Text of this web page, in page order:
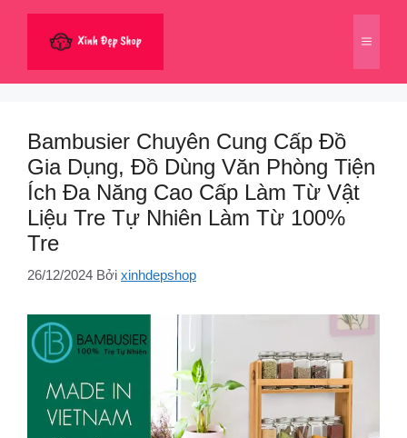
dung
Menu
Bambusier Chuyên Cung Cấp Đồ
Gia Dụng, Đồ Dùng Văn Phòng Tiện
Ích Đa Năng Cao Cấp Làm Từ Vật
Liệu Tre Tự Nhiên Làm Từ 100%
Tre
26/12/2024 Bởi xinhdepshop